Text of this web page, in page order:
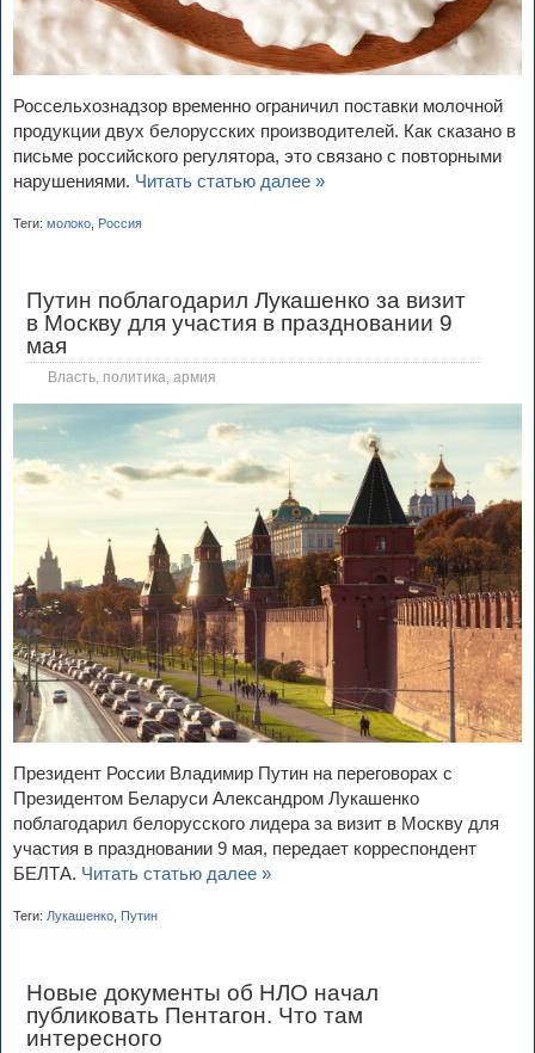
Россельхознадзор временно ограничил поставки молочной
продукции двух белорусских производителей. Как сказано в
письме российского регулятора, это связано с повторными
нарушениями. Читать статью далее »
Теги: молоко Россия
Путин поблагодарил Лукашенко за визит
в Москву для участия в праздновании 9
мая
Власть, политика, армия
Президент России Владимир Путин на переговорах с
Президентом Беларуси Александром Лукашенко
поблагодарил белорусского лидера за визит в Москву для
участия в праздновании 9 мая, передает корреспондент
БЕЛТА. Читать статью далее »
Теги: Лукашенко Путин
Новые документы об НЛО начал
публиковать Пентагон. Что там
интересного